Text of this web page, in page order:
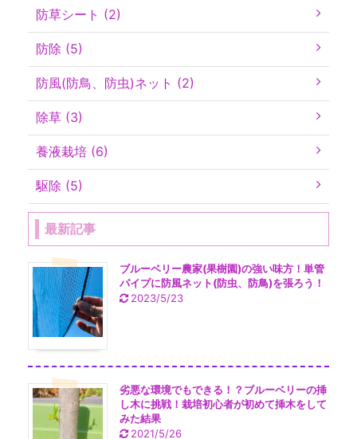
防草シート (2)
防除 (5)
防風(防鳥、防虫)ネット (2)
除草 (3)
養液栽培 (6)
駆除 (5)
最新記事
ブルーベリー農家(果樹園)の強い味方！単管
パイプに防風ネット(防虫、防鳥)を張ろう！
2023/5/23
劣悪な環境でもできる！？ブルーベリーの挿
し木に挑戦！栽培初心者が初めて挿木をして
みた結果
2021/5/26